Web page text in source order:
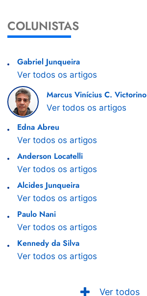
COLUNISTAS
Gabriel Junqueira
Ver todos os artigos
Marcus Vinícius C. Victorino
Ver todos os artigos
Edna Abreu
Ver todos os artigos
Anderson Locatelli
Ver todos os artigos
Alcides Junqueira
Ver todos os artigos
Paulo Nani
Ver todos os artigos
Kennedy da Silva
Ver todos os artigos
Ver todos